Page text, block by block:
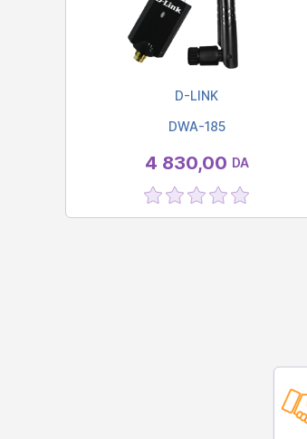
D-LINK
DWA-185
4 830,00 DA